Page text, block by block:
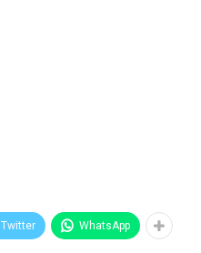
Twitter WhatsApp